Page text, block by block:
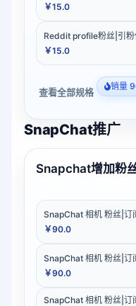
￥15.0
Reddit profile粉丝|引
￥15.0
查看全部规格 销量
SnapChat推广
Snapchat增加粉
SnapChat 相机 粉丝|订
￥90.0
SnapChat 相机 粉丝|订
￥90.0
SnapChat 相机 粉丝|